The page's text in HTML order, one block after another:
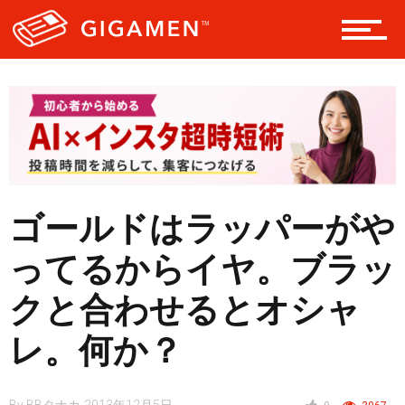
レジャー
ヘルス・健康
スタイル
ゴールドはラッパーがや
ってるからイヤ。ブラッ
クと合わせるとオシャ
レ。何か？